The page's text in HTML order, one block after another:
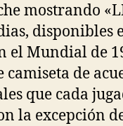
mostrando
disponibles
el Mundial de
camiseta de
que cada
la excepción